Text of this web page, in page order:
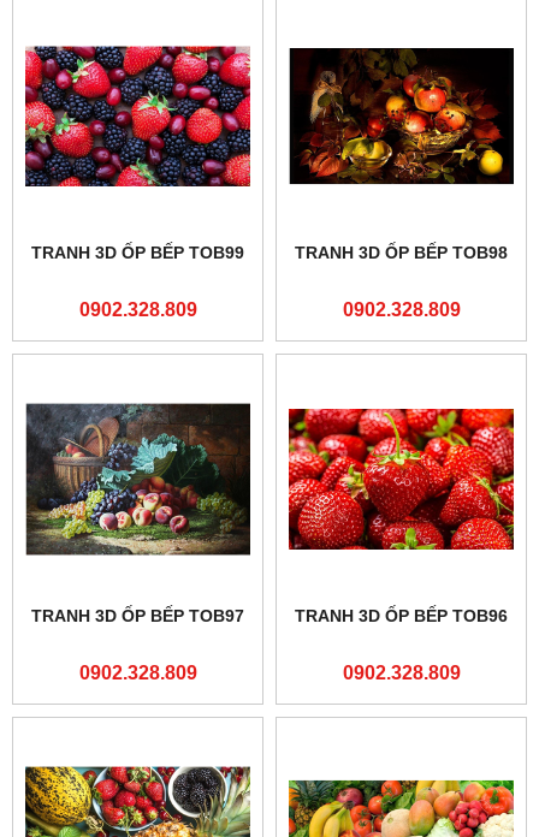
TRANH 3D ỐP BẾP TOB99
0902.328.809
TRANH 3D ỐP BẾP TOB98
0902.328.809
TRANH 3D ỐP BẾP TOB97
0902.328.809
TRANH 3D ỐP BẾP TOB96
0902.328.809